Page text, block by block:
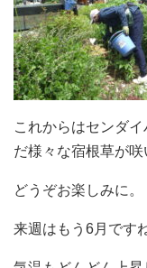
これからはセンダ
だ様々な宿根草が
どうぞお楽しみに。
来週はもう6月です